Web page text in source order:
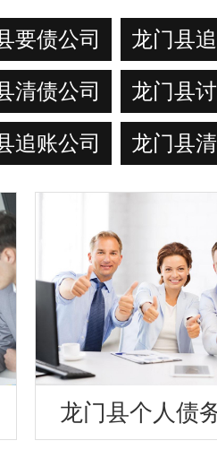
要债公司 龙门县
清债公司 龙门县
追账公司 龙门县
龙门县个人债